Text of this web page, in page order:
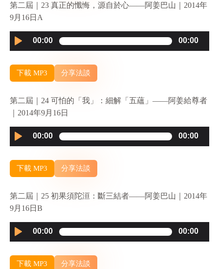
第二屆｜23 真正的懺悔，源自於心——阿姜巴山｜2014年
9月16日A
Audio
Player
00:00 00:00
下載 MP3 分享法談
第二屆｜24 可怕的「我」：細解「五蘊」——阿姜給尊者
｜2014年9月16日
Audio
Player
00:00 00:00
下載 MP3 分享法談
第二屆｜25 初果須陀洹：斷三結者——阿姜巴山｜2014年
9月16日B
Audio
Player
00:00 00:00
下載 MP3 分享法談